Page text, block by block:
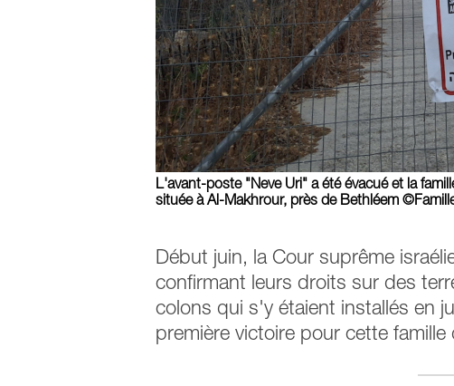
L'avant-poste "Neve Uri" a été évacué et la
située à Al-Makhrour, près de Bethléem
Début juin, la Cour suprême
confirmant leurs droits sur des
colons qui s'y étaient installés en
première victoire pour cette